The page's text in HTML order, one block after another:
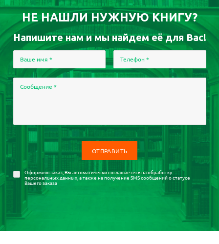
НЕ НАШЛИ НУЖНУЮ КНИГУ?
Напишите нам и мы найдем её для Вас!
Ваше имя * Телефон *
Сообщение *
Оформляя заказ, Вы автоматически соглашаетесь наобработку
персональных данных, а также на получение SMS сообщений о статусе
Вашего заказа